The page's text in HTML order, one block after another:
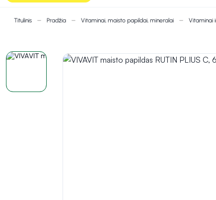
Titulinis Pradžia Vitaminai, maisto papildai, mineralai Vitaminai